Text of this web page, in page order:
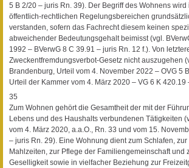
5 B 2/20 – juris Rn. 39). Der Begriff des Wohnens
öffentlich-rechtlichen Regelungsbereichen
verstanden, sofern das Fachrecht diesem keinen
abweichender Bedeutungsgehalt beimisst (vgl.
1992 – BVerwG 8 C 39.91 – juris Rn. 12 f.). Von
Zweckentfremdungsverbot-Gesetz nicht auszugehen
Brandenburg, Urteil vom 4. November 2022 – OVG 5
Urteil der Kammer vom 4. März 2020 – VG 6 K 420.19
35
Zum Wohnen gehört die Gesamtheit der mit der
Lebens und des Haushalts verbundenen Tätigkeiten
vom 4. März 2020, a.a.O., Rn. 33 und vom 15.
– juris Rn. 29). Eine Wohnung dient zum Schlafen,
Mahlzeiten, zur Pflege der Familiengemeinschaft und
Geselligkeit sowie in vielfacher Beziehung zur